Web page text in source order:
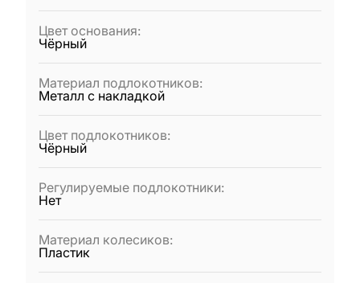
Цвет основания:
Чёрный
Материал подлокотников:
Металл с накладкой
Цвет подлокотников:
Чёрный
Регулируемые подлокотники:
Нет
Материал колесиков:
Пластик